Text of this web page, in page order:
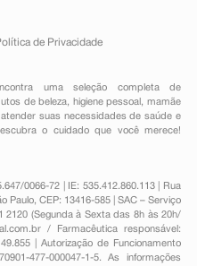
de Privacidade
uma seleção completa de
de beleza, higiene pessoal ,mamãe
suas necessidades de saúde e
o cuidado que você merece!
0066-72 | IE: 535.412.860.113 | Rua
Paulo, CEP: 13416-585 | SAC – Serviço
2120 (Segunda à Sexta das 8h às 20h/
/ Farmacêutica responsável:
| Autorização de Funcionamento
477-000047-1-5. As informações